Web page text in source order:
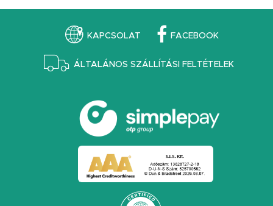
KAPCSOLAT FACEBOOK
ÁLTALÁNOS SZÁLLÍTÁSI FELTÉTELEK